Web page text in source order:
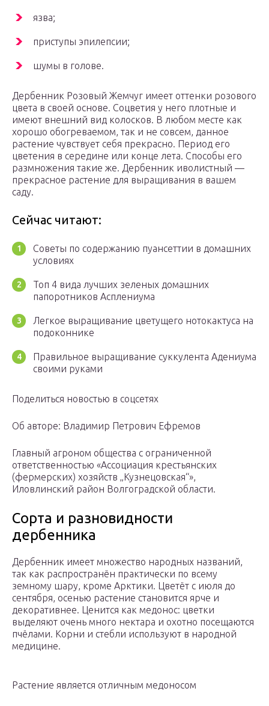
язва;
приступы эпилепсии;
шумы в голове.
Дербенник Розовый Жемчуг имеет оттенки розового
цвета в своей основе. Соцветия у него плотные и
имеют внешний вид колосков. В любом месте как
хорошо обогреваемом, так и не совсем, данное
растение чувствует себя прекрасно. Период его
цветения в середине или конце лета. Способы его
размножения такие же. Дербенник иволистный —
прекрасное растение для выращивания в вашем
саду.
Сейчас читают:
Советы по содержанию пуансеттии в домашних
условиях
Топ 4 вида лучших зеленых домашних
папоротников Асплениума
Легкое выращивание цветущего нотокактуса на
подоконнике
Правильное выращивание суккулента Адениума
своими руками
Поделиться новостью в соцсетях
Об авторе: Владимир Петрович Ефремов
Главный агроном общества с ограниченной
ответственностью «Ассоциация крестьянских
(фермерских) хозяйств „Кузнецовская“»,
Иловлинский район Волгоградской области.
Сорта и разновидности
дербенника
Дербенник имеет множество народных названий,
так как распространён практически по всему
земному шару, кроме Арктики. Цветёт с июля до
сентября, осенью растение становится ярче и
декоративнее. Ценится как медонос: цветки
выделяют очень много нектара и охотно посещаются
пчёлами. Корни и стебли используют в народной
медицине.
Растение является отличным медоносом